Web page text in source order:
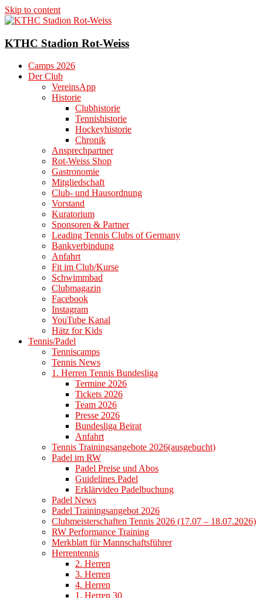
Skip to content
KTHC Stadion Rot-Weiss
Camps 2026
Der Club
VereinsApp
Historie
Clubhistorie
Tennishistorie
Hockeyhistorie
Chronik
Ansprechpartner
Rot-Weiss Shop
Gastronomie
Mitgliedschaft
Club- und Hausordnung
Vorstand
Kuratorium
Sponsoren & Partner
Leading Tennis Clubs of Germany
Bankverbindung
Anfahrt
Fit im Club/Kurse
Schwimmbad
Clubmagazin
Facebook
Instagram
YouTube Kanal
Hätz for Kids
Tennis/Padel
Tenniscamps
Tennis News
1. Herren Tennis Bundesliga
Termine 2026
Tickets 2026
Team 2026
Presse 2026
Bundesliga Beirat
Anfahrt
Tennis Trainingsangebote 2026(ausgebucht)
Padel im RW
Padel Preise und Abos
Guidelines Padel
Erklärvideo Padelbuchung
Padel News
Padel Trainingsangebot 2026
Clubmeisterschaften Tennis 2026 (17.07 – 18.07.2026)
RW Performance Training
Merkblatt für Mannschaftsführer
Herrentennis
2. Herren
3. Herren
4. Herren
1. Herren 30